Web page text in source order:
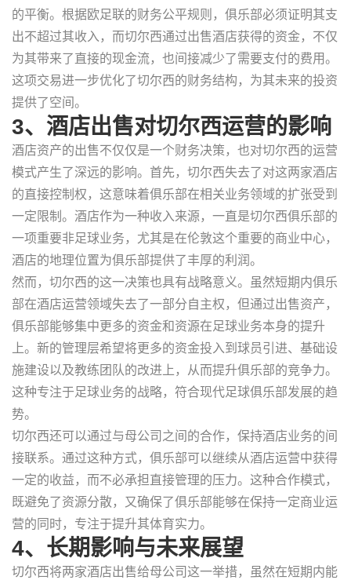
的平衡。根据欧足联的财务公平规则，俱乐部必须证明其支
出不超过其收入，而切尔西通过出售酒店获得的资金，不仅
为其带来了直接的现金流，也间接减少了需要支付的费用。
这项交易进一步优化了切尔西的财务结构，为其未来的投资
提供了空间。
3、酒店出售对切尔西运营的影响
酒店资产的出售不仅仅是一个财务决策，也对切尔西的运营
模式产生了深远的影响。首先，切尔西失去了对这两家酒店
的直接控制权，这意味着俱乐部在相关业务领域的扩张受到
一定限制。酒店作为一种收入来源，一直是切尔西俱乐部的
一项重要非足球业务，尤其是在伦敦这个重要的商业中心，
酒店的地理位置为俱乐部提供了丰厚的利润。
然而，切尔西的这一决策也具有战略意义。虽然短期内俱乐
部在酒店运营领域失去了一部分自主权，但通过出售资产，
俱乐部能够集中更多的资金和资源在足球业务本身的提升
上。新的管理层希望将更多的资金投入到球员引进、基础设
施建设以及教练团队的改进上，从而提升俱乐部的竞争力。
这种专注于足球业务的战略，符合现代足球俱乐部发展的趋
势。
切尔西还可以通过与母公司之间的合作，保持酒店业务的间
接联系。通过这种方式，俱乐部可以继续从酒店运营中获得
一定的收益，而不必承担直接管理的压力。这种合作模式，
既避免了资源分散，又确保了俱乐部能够在保持一定商业运
营的同时，专注于提升其体育实力。
4、长期影响与未来展望
切尔西将两家酒店出售给母公司这一举措，虽然在短期内能